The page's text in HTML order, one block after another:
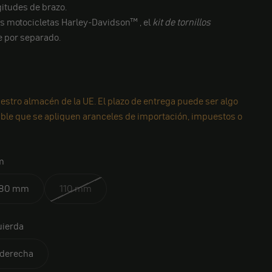
de brazo.
motocicletas Harley-Davidson™ , elkit de tornillos
por separado.
almacén de la UE. El plazo de entrega puede ser algo
que se apliquen aranceles de importación, impuestos o
mm 110 mm
derecha